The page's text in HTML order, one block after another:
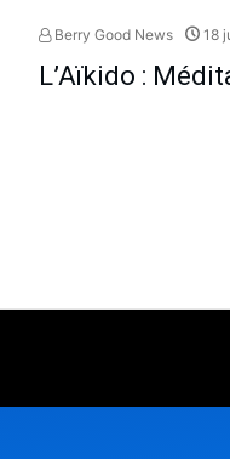
Berry Good News 18
L’Aïkido :